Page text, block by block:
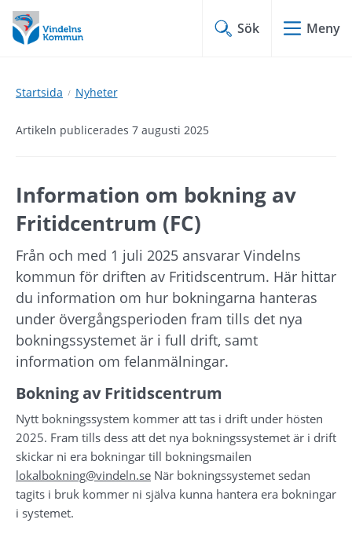
Hoppa
till
innehåll
Hoppa
till
undermeny
Sök Meny
Startsida Nyheter
Artikeln publicerades 7 augusti 2025
Information om bokning av
Fritidcentrum (FC)
Från och med 1 juli 2025 ansvarar Vindelns
kommun för driften av Fritidscentrum. Här hittar
du information om hur bokningarna hanteras
under övergångsperioden fram tills det nya
bokningssystemet är i full drift, samt
information om felanmälningar.
Bokning av Fritidscentrum
Nytt bokningssystem kommer att tas i drift under hösten
2025. Fram tills dess att det nya bokningssystemet är i drift
lokalbokning@vindeln.se När bokningssystemet sedan
tagits i bruk kommer ni själva kunna hantera era bokningar
i systemet.